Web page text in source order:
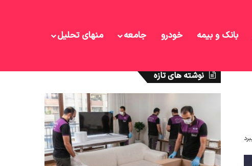
بانک و بیمه خودرو جامعه منهای تحلیل
نوشته های تازه